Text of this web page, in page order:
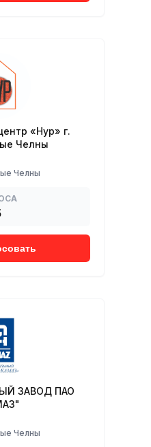
«Нур» г.
Челны
Челны
ЗABOД ПАО
Челны